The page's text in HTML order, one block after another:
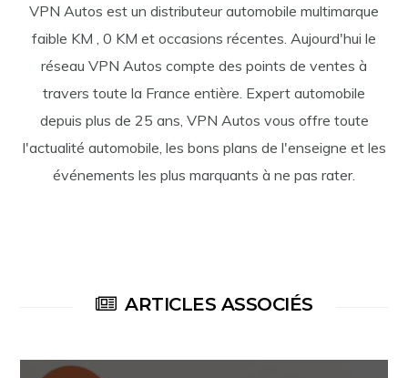
VPN Autos est un distributeur automobile multimarque
faible KM , 0 KM et occasions récentes. Aujourd'hui le
réseau VPN Autos compte des points de ventes à
travers toute la France entière. Expert automobile
depuis plus de 25 ans, VPN Autos vous offre toute
l'actualité automobile, les bons plans de l'enseigne et les
événements les plus marquants à ne pas rater.
ARTICLES ASSOCIÉS